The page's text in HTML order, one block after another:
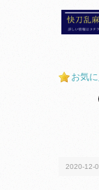
お気
2020-12-